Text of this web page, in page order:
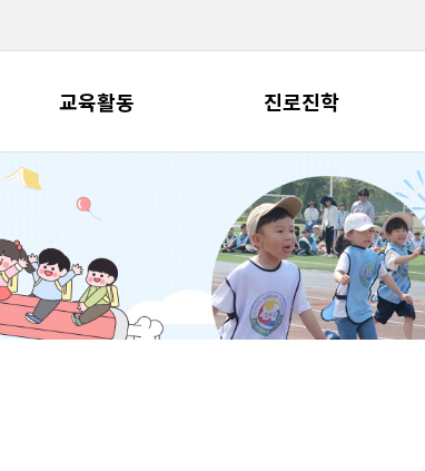
교육활동 진로진학